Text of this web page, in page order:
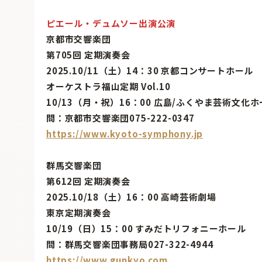
ピエール・デュムソー出演公演
京都市交響楽団
第705回 定期演奏会
2025.10/11（土）14：30 京都コンサートホール
オーケストラ福山定期 Vol.10
10/13（月・祝）16：00 広島/ふくやま芸術文化ホ
問：京都市交響楽団075-222-0347
https://www.kyoto-symphony.jp
群馬交響楽団
第612回 定期演奏会
2025.10/18（土）16：00 高崎芸術劇場
東京定期演奏会
10/19（日）15：00 すみだトリフォニーホール
問：群馬交響楽団事務局027-322-4944